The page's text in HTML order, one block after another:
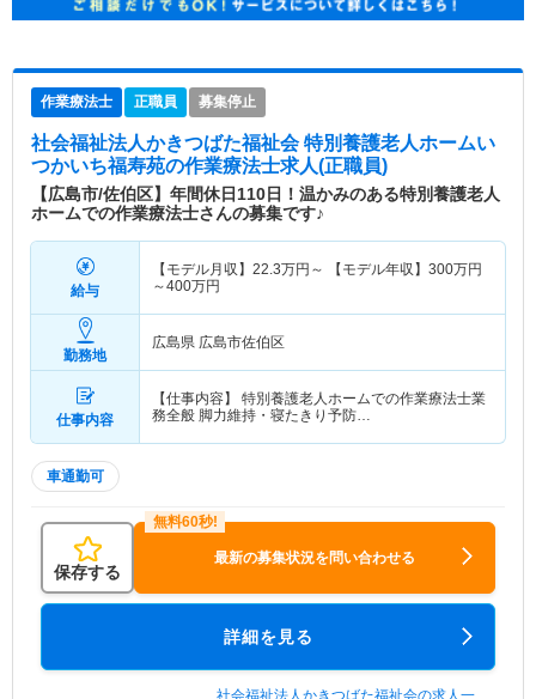
作業療法士 正職員 募集停止
社会福祉法人かきつばた福祉会 特別養護老人ホームい
つかいち福寿苑の作業療法士求人(正職員)
【広島市/佐伯区】年間休日110日！温かみのある特別養護老人
ホームでの作業療法士さんの募集です♪
給与
【モデル月収】 22.3万円～ 【モデル年収】 300万円
～400万円
勤務地
広島県 広島市佐伯区
仕事内容
【仕事内容】 特別養護老人ホームでの作業療法士業
務全般 脚力維持・寝たきり予防…
車通勤可
保存する
最新の募集状況を問い合わせる
詳細を見る